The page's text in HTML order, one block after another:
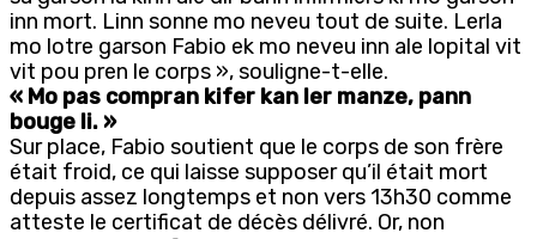
inn mort. Linn sonne mo neveu tout de suite. Lerla
mo lotre garson Fabio ek mo neveu inn ale lopital vit
vit pou pren le corps », souligne-t-elle.
« Mo pas compran kifer kan ler manze, pann
bouge li. »
Sur place, Fabio soutient que le corps de son frère
était froid, ce qui laisse supposer qu’il était mort
depuis assez longtemps et non vers 13h30 comme
atteste le certificat de décès délivré. Or, non